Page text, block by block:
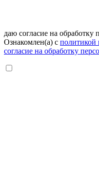
даю согласие на
Ознакомлен(а) с политикой
согласие на обработку